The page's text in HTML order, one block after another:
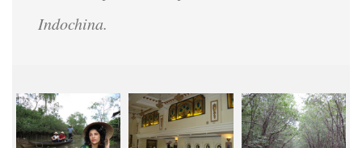
Indochina.